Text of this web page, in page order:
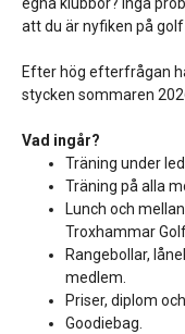
egna klubbor? Inga
att du är nyfiken på
Efter hög efterfrågan
stycken sommaren
Vad ingår?
Träning under
Träning på alla
Lunch och
Troxhammar
Rangebollar,
medlem.
Priser, diplom
Goodiebag.